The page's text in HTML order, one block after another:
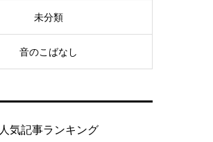
未分類
音のこばなし
人気記事ランキング